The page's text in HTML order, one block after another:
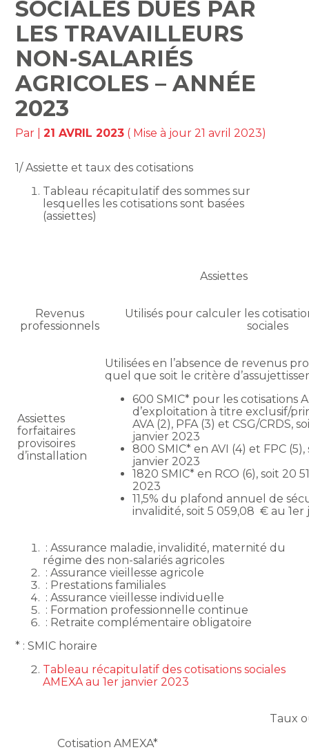
SOCIALES DUES PAR
LES TRAVAILLEURS
NON-SALARIÉS
AGRICOLES – ANNÉE
2023
Par |21 AVRIL 2023 ( Mise à jour 21 avril 2023)
1/ Assiette et taux des cotisations
Tableau récapitulatif des sommes sur
lesquelles les cotisations sont basées
(assiettes)
Assiettes
Revenus
professionnels
Utilisés pour calculer les
sociales
Assiettes
forfaitaires
provisoires
d’installation
Utilisées en l’absence de revenus
quel que soit le critère
600 SMIC* pour les cotisations
d’exploitation à titre exclusif/
AVA (2), PFA (3) et CSG/CRDS,
janvier 2023
800 SMIC* en AVI (4) et FPC (5),
janvier 2023
1820 SMIC* en RCO (6), soit 20
2023
11,5% du plafond annuel de
invalidité, soit 5 059,08 € au 1er
: Assurance maladie, invalidité, maternité du
régime des non-salariés agricoles
: Assurance vieillesse agricole
: Prestations familiales
: Assurance vieillesse individuelle
: Formation professionnelle continue
: Retraite complémentaire obligatoire
* : SMIC horaire
Tableau récapitulatif des cotisations sociales
AMEXA au 1er janvier 2023
Cotisation AMEXA*
Taux